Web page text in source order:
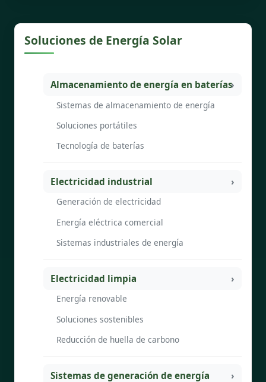
Soluciones de Energía Solar
Almacenamiento de energía en baterías
Sistemas de almacenamiento de energía
Soluciones portátiles
Tecnología de baterías
Electricidad industrial
Generación de electricidad
Energía eléctrica comercial
Sistemas industriales de energía
Electricidad limpia
Energía renovable
Soluciones sostenibles
Reducción de huella de carbono
Sistemas de generación de energía